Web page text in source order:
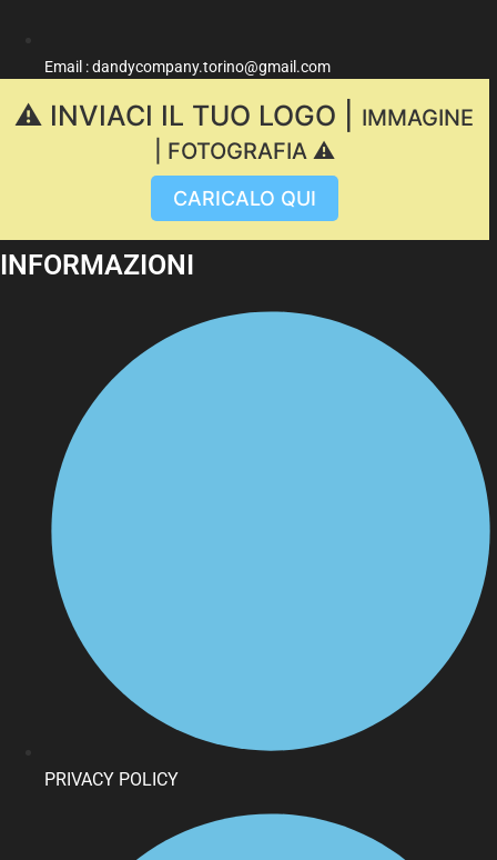
Email : dandycompany.torino@gmail.com
⚠️ INVIACI IL TUO LOGO |
IMMAGINE
| FOTOGRAFIA ⚠️
CARICALO QUI
INFORMAZIONI
PRIVACY POLICY